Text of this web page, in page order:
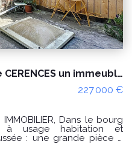
A vendre dans le bourg de CERENCES un immeuble à usage habitation et commercial
227 000 €
Dans le bourg
à usage habitation et